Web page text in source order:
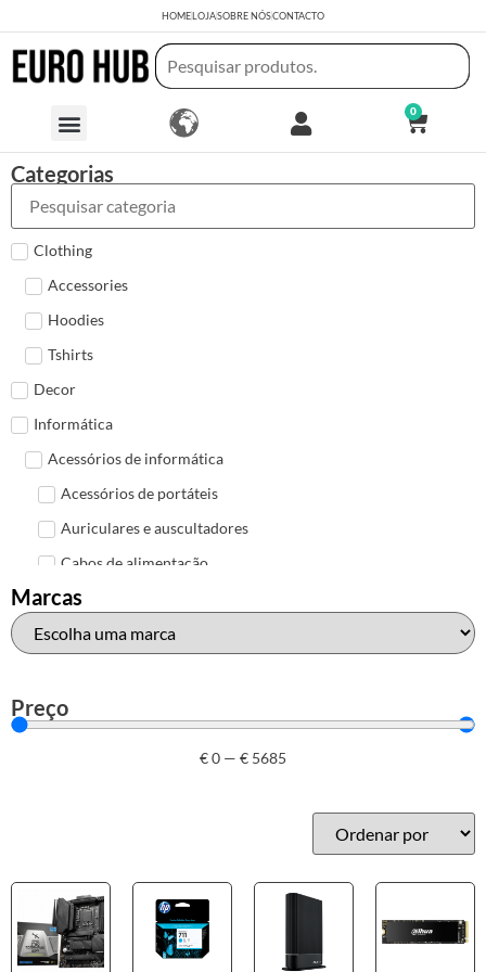
HOMELOJASOBRE NÓSCONTACTO
0
Categorias
Clothing
Accessories
Hoodies
Tshirts
Decor
Informática
Acessórios de informática
Acessórios de portáteis
Auriculares e auscultadores
Cabos de alimentação
Colunas de Som
Hubs
Mais acessórios USB
HP
Outros acessórios de informática
Marcas
Preço
€0 — € 5685